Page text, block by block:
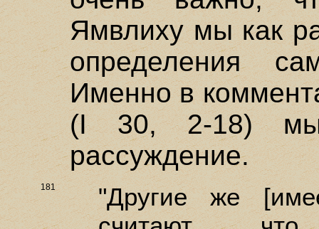
Ямвлиху мы как
определения
Именно в
(I 30, 2-18) мы
рассуждение.
181
"Другие же